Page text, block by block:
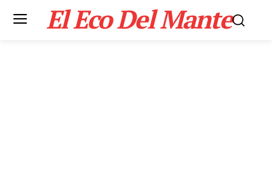
El Eco Del Mante